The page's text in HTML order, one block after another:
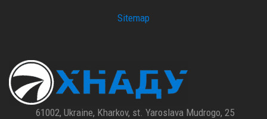
Sitemap
61002, Ukraine, Kharkov, st. Yaroslava Mudrogo, 25